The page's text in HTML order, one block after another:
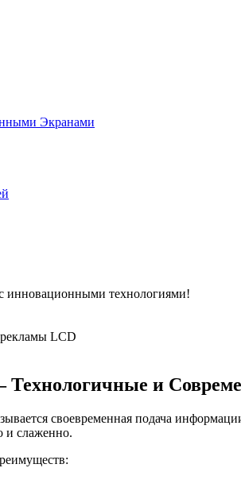
Экранами
инновационными технологиями!
LCD
и
своевременная подача
и слаженно.